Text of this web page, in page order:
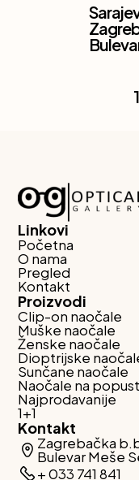
Linkovi
Početna
O nama
Pregled
Kontakt
Proizvodi
Clip-on naočale
Muške naočale
Ženske naočale
Dioptrijske
Sunčane naočale
Naočale na
Najprodavanije
1+1
Kontakt
Zagrebačka
Bulevar Meše
+ 033 741 841